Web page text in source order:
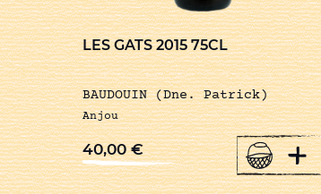
LES GATS 2015 75CL
BAUDOUIN (Dne. Patrick)
Anjou
40,00€ +